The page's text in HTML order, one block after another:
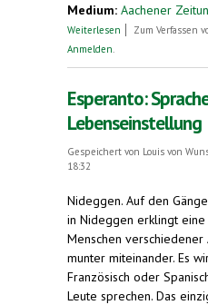
Medium: Aachener
Weiterlesen über Sprache und
Zum Verfassen
Anmelden
Esperanto:
Lebenseinstellung
Gespeichert von Louis von
18:32
Nideggen. Auf den
in Nideggen erklingt
Menschen
munter miteinander. Es
Französisch oder
Leute sprechen. Das